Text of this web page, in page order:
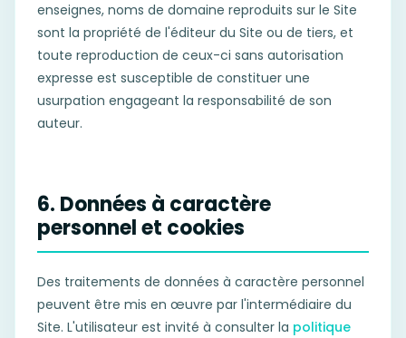
enseignes, noms de domaine reproduits sur le Site
sont la propriété de l'éditeur du Site ou de tiers, et
toute reproduction de ceux-ci sans autorisation
expresse est susceptible de constituer une
usurpation engageant la responsabilité de son
auteur.
6. Données à caractère
personnel et cookies
Des traitements de données à caractère personnel
peuvent être mis en œuvre par l'intermédiaire du
Site. L'utilisateur est invité à consulter la politique